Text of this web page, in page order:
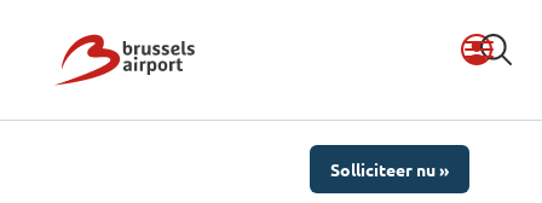
Solliciteer nu »